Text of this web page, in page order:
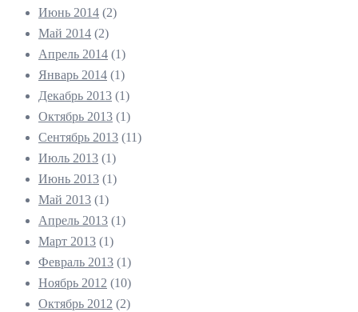
Июнь 2014 (2)
Май 2014 (2)
Апрель 2014 (1)
Январь 2014 (1)
Декабрь 2013 (1)
Октябрь 2013 (1)
Сентябрь 2013 (11)
Июль 2013 (1)
Июнь 2013 (1)
Май 2013 (1)
Апрель 2013 (1)
Март 2013 (1)
Февраль 2013 (1)
Ноябрь 2012 (10)
Октябрь 2012 (2)